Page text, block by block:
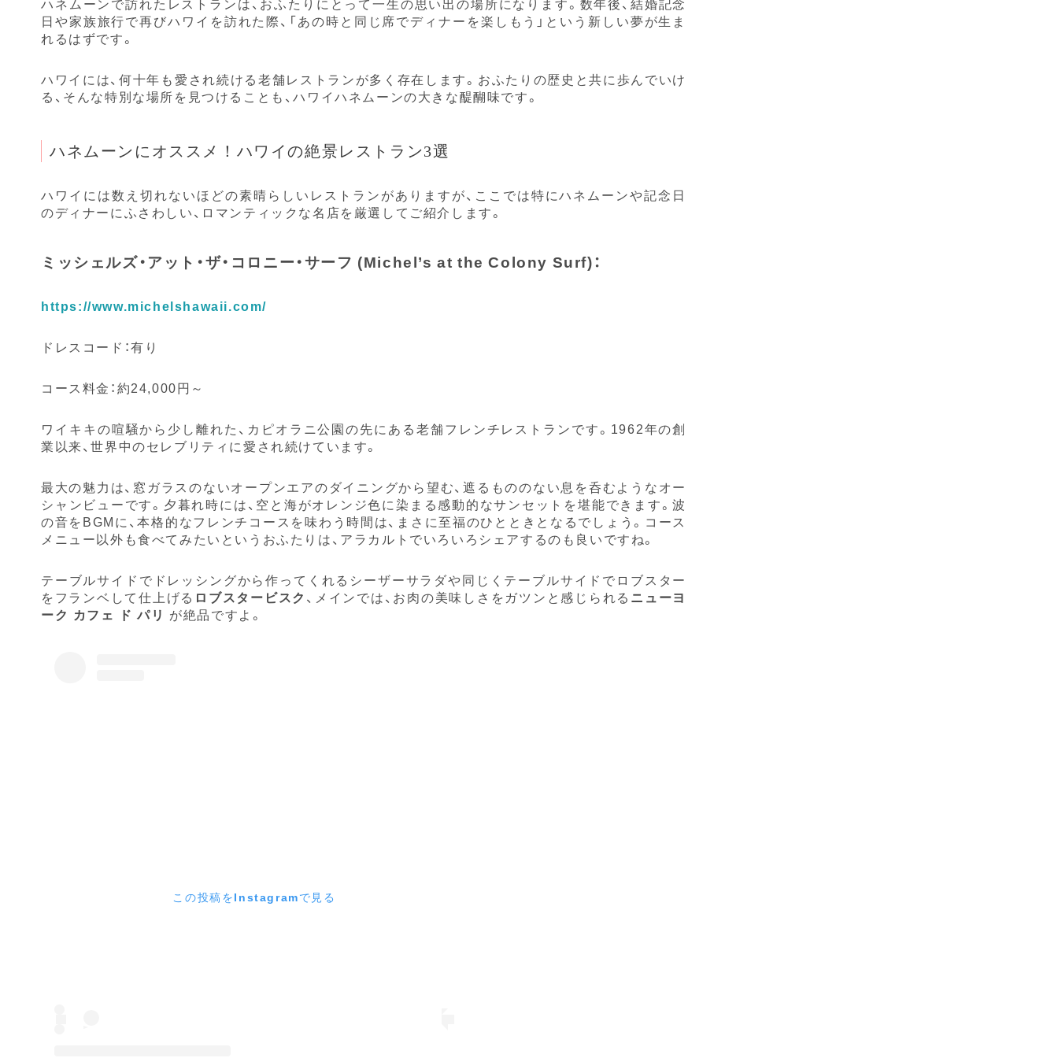
日や家族旅行で再びハワイを訪れた際、「あの時と同じ席でディナーを楽しもう」という新しい夢が生ま
れるはずです。
ハワイには、何十年も愛され続ける老舗レストランが多く存在します。おふたりの歴史と共に歩んでいけ
る、そんな特別な場所を見つけることも、ハワイハネムーンの大きな醍醐味です。
ハネムーンにオススメ！ハワイの絶景レストラン3選
ハワイには数え切れないほどの素晴らしいレストランがありますが、ここでは特にハネムーンや記念日
のディナーにふさわしい、ロマンティックな名店を厳選してご紹介します。
ミッシェルズ・アット・ザ・コロニー・サーフ (Michel’s at the Colony Surf)：
https://www.michelshawaii.com/
ドレスコード：有り
コース料金：約24,000円～
ワイキキの喧騒から少し離れた、カピオラニ公園の先にある老舗フレンチレストランです。1962年の創
業以来、世界中のセレブリティに愛され続けています。
最大の魅力は、窓ガラスのないオープンエアのダイニングから望む、遮るもののない息を呑むようなオー
シャンビューです。夕暮れ時には、空と海がオレンジ色に染まる感動的なサンセットを堪能できます。波
の音をBGMに、本格的なフレンチコースを味わう時間は、まさに至福のひとときとなるでしょう。コース
メニュー以外も食べてみたいというおふたりは、アラカルトでいろいろシェアするのも良いですね。
テーブルサイドでドレッシングから作ってくれるシーザーサラダや同じくテーブルサイドでロブスター
をフランベして仕上げる ロブスタービスク 、メインでは、お肉の美味しさをガツンと感じられる ニューヨ
ーク カフェ ド パリ が絶品ですよ。
この投稿をInstagramで見る